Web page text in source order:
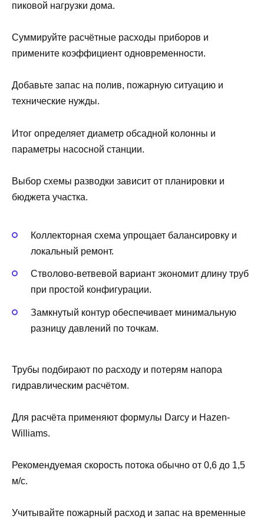
пиковой нагрузки дома.
Суммируйте расчётные расходы приборов и
примените коэффициент одновременности.
Добавьте запас на полив, пожарную ситуацию и
технические нужды.
Итог определяет диаметр обсадной колонны и
параметры насосной станции.
Выбор схемы разводки зависит от планировки и
бюджета участка.
Коллекторная схема упрощает балансировку и
локальный ремонт.
Стволово-ветвевой вариант экономит длину труб
при простой конфигурации.
Замкнутый контур обеспечивает минимальную
разницу давлений по точкам.
Трубы подбирают по расходу и потерям напора
гидравлическим расчётом.
Для расчёта применяют формулы Darcy и Hazen-
Williams.
Рекомендуемая скорость потока обычно от 0,6 до 1,5
м/с.
Учитывайте пожарный расход и запас на временные